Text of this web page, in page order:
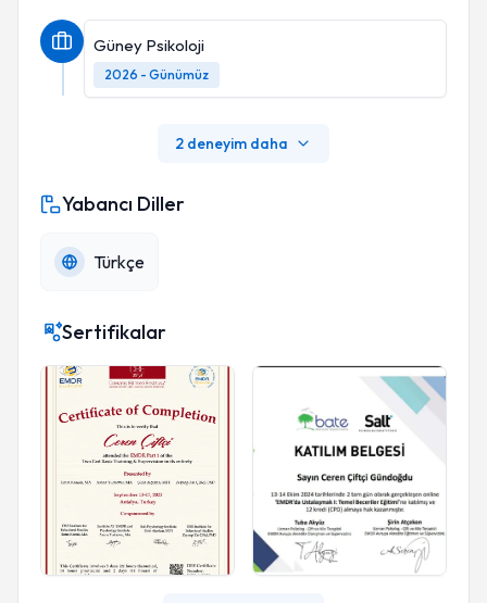
Güney Psikoloji
2026 - Günümüz
2 deneyim daha
Yabancı Diller
Türkçe
Sertifikalar